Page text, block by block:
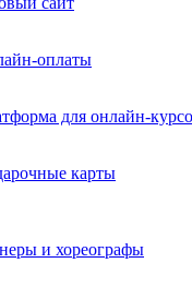
оплаты
для онлайн-
карты
и хореографы